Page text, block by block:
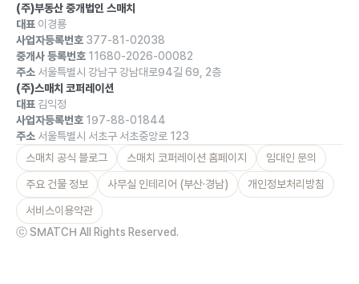
(주)부동산 중개법인 스매치
대표 이경룡
사업자등록번호 377-81-02038
중개사 등록번호 11680-2026-00082
주소 서울특별시 강남구 강남대로94길 69, 2층
(주)스매치 코퍼레이션
대표 김익정
사업자등록번호 197-88-01844
주소 서울특별시 서초구 서초중앙로 123
스매치 공식 블로그
스매치 코퍼레이션 홈페이지 임대인 문의
주요 건물 정보 사무실 인테리어 (부산·경남) 개인정보처리방침
서비스이용약관
ⓒ SMATCH All Rights Reserved.